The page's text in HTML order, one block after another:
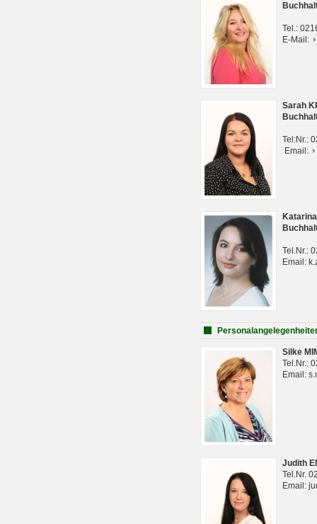
Tel.:
E-Mail:
Sarah
Tel:Nr.:
Email:
Tel.Nr.:
Email:
Silke
Tel.Nr.:
Email:
Judith
Tel.Nr.
Email: